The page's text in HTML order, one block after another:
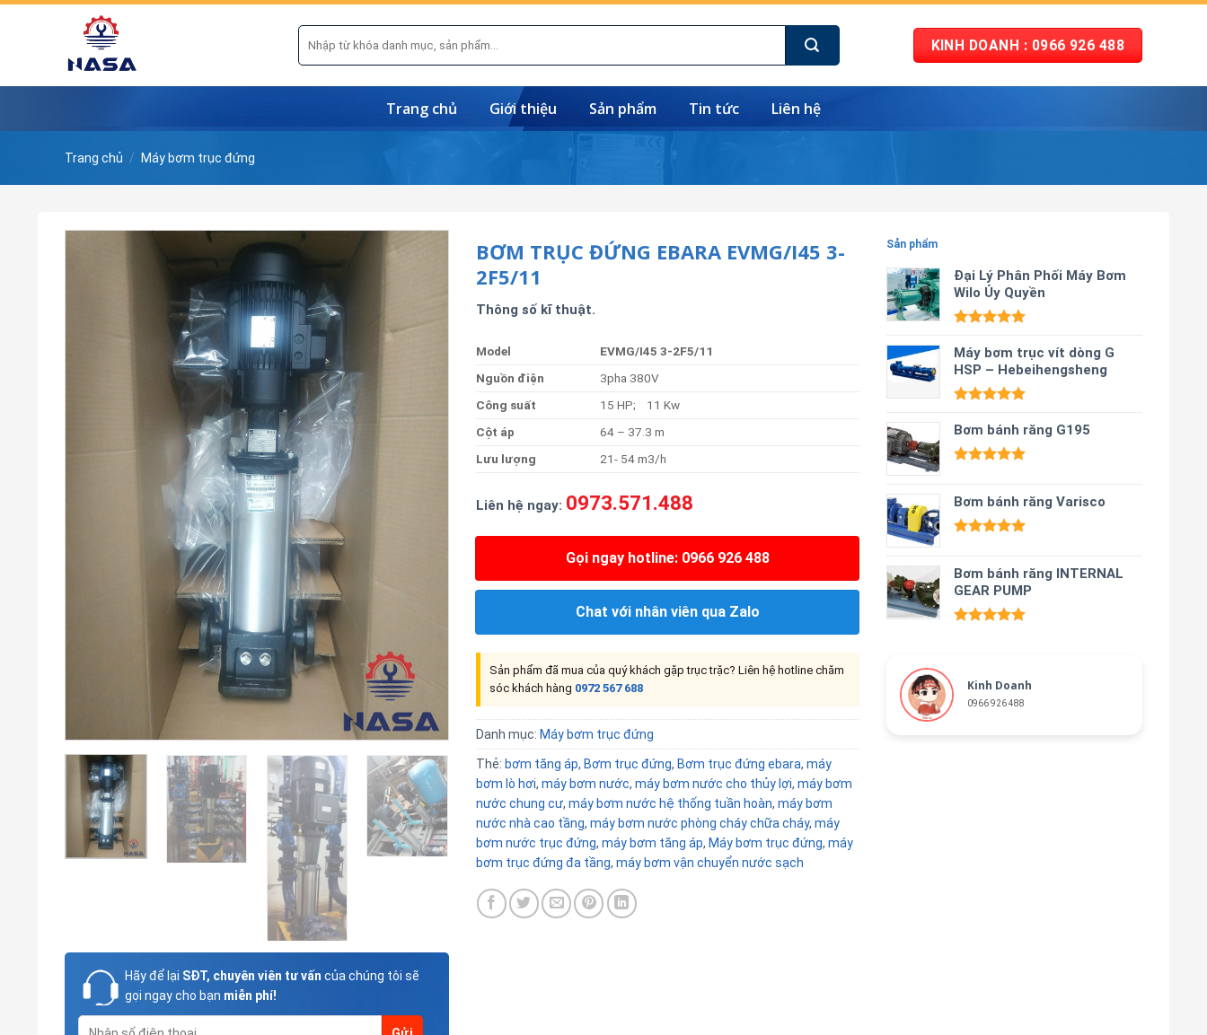
Skip
Tìm
kiếm:
KINH DOANH : 0966 926 488
Trang chủ Giới thiệu Sản phẩm Tin tức Liên hệ
Trang chủ / Máy bơm trục đứng
Sản phẩm
Đại Lý Phân Phối Máy Bơm
Wilo Ủy Quyền
hạng5.00
5 sao
Máy bơm trục vít dòng G
HSP – Hebeihengsheng
hạng5.00
5 sao
Bơm bánh răng G195
5 sao
Bơm bánh răng Varisco
5 sao
Bơm bánh răng INTERNAL
GEAR PUMP
Kinh Doanh
0966 926 488
Hãy để lại SĐT, chuyên viên tư vấn của chúng tôi sẽ
gọi ngay cho bạn miễn phí!
BƠM TRỤC ĐỨNG EBARA EVMG/I45 3-
2F5/11
Thông số kĩ thuật.
Model
EVMG/I45 3-2F5/11
Nguồn điện
3pha 380V
Công suất
15 HP; 11 Kw
Cột áp
64 – 37.3 m
Lưu lượng 21- 54 m3/h
Liên hệ ngay: 0973.571.488
Gọi ngay hotline: 0966 926 488
Chat với nhân viên qua Zalo
Sản phẩm đã mua của quý khách gặp trục trặc? Liên hệ hotline chăm
sóc khách hàng 0972 567 688
Danh mục: Máy bơm trục đứng
Thẻ: bơm tăng áp, Bơm trục đứng, Bơm trục đứng ebara, máy
bơm lò hơi, máy bơm nước, máy bơm nước cho thủy lợi, máy bơm
nước chung cư, máy bơm nước hệ thống tuần hoàn, máy bơm
nước nhà cao tầng, máy bơm nước phòng cháy chữa cháy, máy
bơm nước trục đứng, máy bơm tăng áp, Máy bơm trục đứng, máy
bơm trục đứng đa tầng, máy bơm vận chuyển nước sạch